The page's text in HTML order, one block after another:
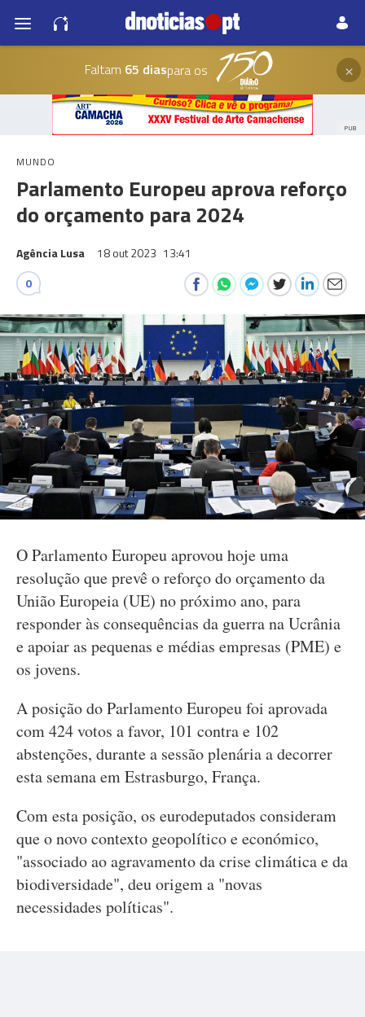
Faltam 65 diaspara os ×
PUB
MUNDO
Parlamento Europeu aprova reforço
do orçamento para 2024
Agência Lusa 18 out 2023 13:41
0
O Parlamento Europeu aprovou hoje uma
resolução que prevê o reforço do orçamento da
União Europeia (UE) no próximo ano, para
responder às consequências da guerra na Ucrânia
e apoiar as pequenas e médias empresas (PME) e
os jovens.
A posição do Parlamento Europeu foi aprovada
com 424 votos a favor, 101 contra e 102
abstenções, durante a sessão plenária a decorrer
esta semana em Estrasburgo, França.
Com esta posição, os eurodeputados consideram
que o novo contexto geopolítico e económico,
"associado ao agravamento da crise climática e da
biodiversidade", deu origem a "novas
necessidades políticas".